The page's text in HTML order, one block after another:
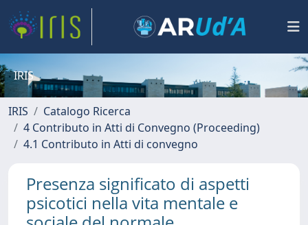
IRIS
IRIS
Catalogo Ricerca
4 Contributo in Atti di Convegno (Proceeding)
4.1 Contributo in Atti di convegno
Presenza significato di aspetti
psicotici nella vita mentale e